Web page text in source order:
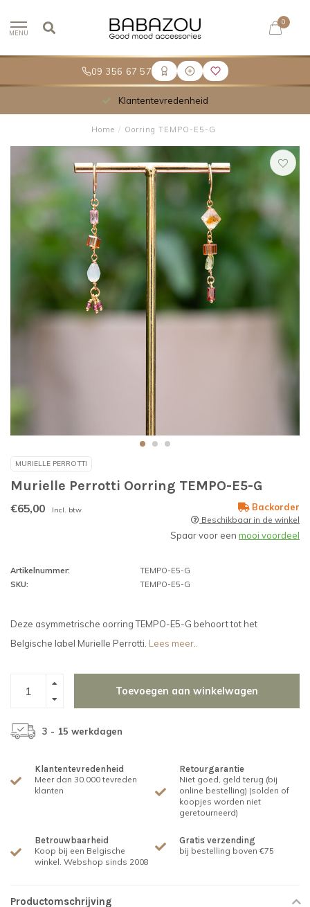
09 356 67 57
MENU
0
Klantentevredenheid
Home / Oorring TEMPO-E5-G
MURIELLE PERROTTI
Murielle Perrotti Oorring TEMPO-E5-G
€65,00 Incl. btw Backorder
Beschikbaar in de winkel
Spaar voor een mooi voordeel
Artikelnummer:
TEMPO-E5-G
SKU:
TEMPO-E5-G
Deze asymmetrische oorring TEMPO-E5-G behoort tot het
Belgische label Murielle Perrotti. Lees meer..
Toevoegen aan winkelwagen
3 - 15 werkdagen
Klantentevredenheid
Meer dan 30.000 tevreden
klanten
Retourgarantie
Niet goed, geld terug (bij
online bestelling) (solden of
koopjes worden niet
geretourneerd)
Betrouwbaarheid
Koop bij een Belgische
winkel. Webshop sinds 2008
Gratis verzending
bij bestelling boven €75
Productomschrijving